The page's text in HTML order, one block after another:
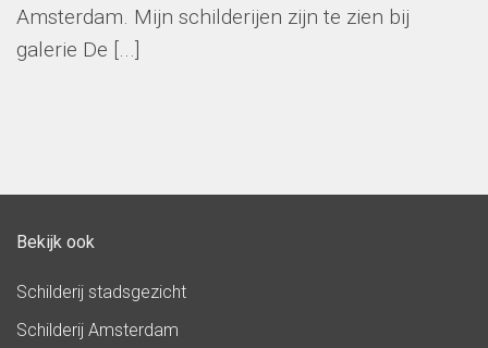
Amsterdam. Mijn schilderijen zijn te zien bij
galerie De [...]
Bekijk ook
Schilderij stadsgezicht
Schilderij Amsterdam